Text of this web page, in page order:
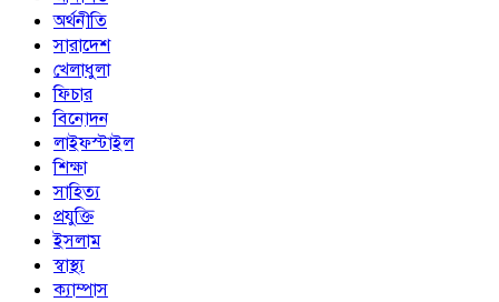
অর্থনীতি
সারাদেশ
খেলাধুলা
ফিচার
বিনোদন
লাইফস্টাইল
শিক্ষা
সাহিত্য
প্রযুক্তি
ইসলাম
স্বাস্থ্য
ক্যাম্পাস